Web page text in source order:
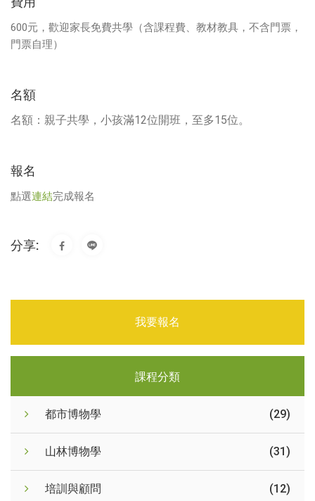
600元，歡迎家長免費共學（含課程費、教材教具，不含門票，
門票自理）
名額
名額：親子共學，小孩滿12位開班，至多15位。
報名
點選連結完成報名
分享:
我要報名
課程分類
都市博物學 (29)
山林博物學 (31)
培訓與顧問 (12)